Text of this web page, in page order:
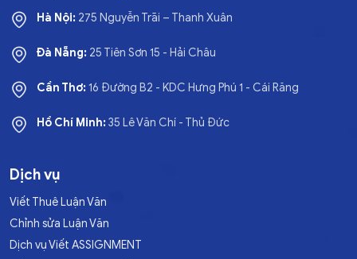
Hà Nội: 275 Nguyễn Trãi – Thanh Xuân
Đà Nẵng: 25 Tiên Sơn 15 - Hải Châu
Cần Thơ:16 Đường B2 - KDC Hưng Phú 1 - Cái Răng
Hồ Chí Minh:35 Lê Văn Chí - Thủ Đức
Dịch vụ
Viết Thuê Luận Văn
Chỉnh sửa Luận Văn
Dịch vụ Viết ASSIGNMENT